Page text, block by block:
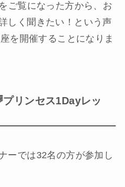
をご覧になった方から、お
しく聞きたい！という声
を開催することになりま
リンセス1Dayレッ
ーでは32名の方が参加し